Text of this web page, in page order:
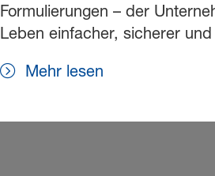
Formulierungen – der
Leben einfacher, sicherer
Mehr lesen